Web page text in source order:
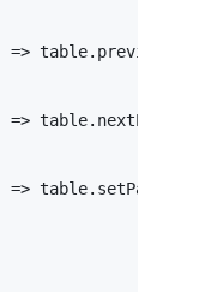
=>
=>
=>